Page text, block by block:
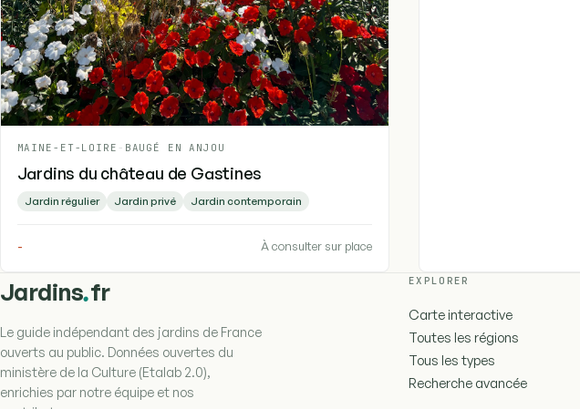
MAINE-ET-LOIRE - BAUGÉ EN ANJOU
Jardins du château de Gastines
Jardin régulier Jardin privé Jardin contemporain
- À consulter sur place
Jardins.fr
Le guide indépendant des jardins de France
ouverts au public. Données ouvertes du
ministère de la Culture (Etalab 2.0),
enrichies par notre équipe et nos
EXPLORER
Carte interactive
Toutes les régions
Tous les types
Recherche avancée